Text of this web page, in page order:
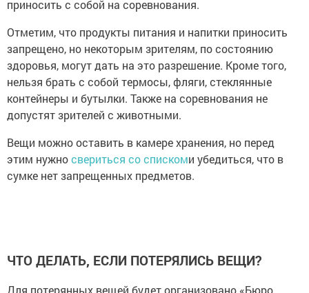
приносить с собой на соревнования.
Отметим, что продукты питания и напитки приносить
запрещено, но некоторым зрителям, по состоянию
здоровья, могут дать на это разрешение. Кроме того,
нельзя брать с собой термосы, фляги, стеклянные
контейнеры и бутылки. Также на соревнования не
допустят зрителей с животными.
Вещи можно оставить в камере хранения, но перед
этим нужносвериться со спискоми убедиться, что в
сумке нет запрещенных предметов.
ЧТО ДЕЛАТЬ, ЕСЛИ ПОТЕРЯЛИСЬ ВЕЩИ?
Для потерянных вещей будет организовано «Бюро